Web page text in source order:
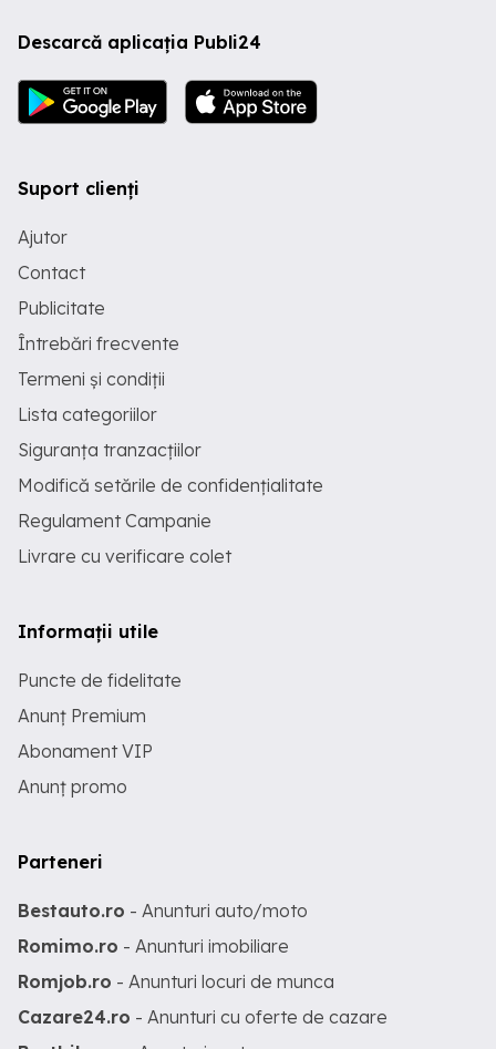
Descarcă aplicația Publi24
Suport clienți
Ajutor
Contact
Publicitate
Întrebări frecvente
Termeni și condiții
Lista categoriilor
Siguranța tranzacțiilor
Modifică setările de confidențialitate
Regulament Campanie
Livrare cu verificare colet
Informații utile
Puncte de fidelitate
Anunț Premium
Abonament VIP
Anunț promo
Parteneri
Bestauto.ro - Anunturi auto/moto
Romimo.ro - Anunturi imobiliare
Romjob.ro - Anunturi locuri de munca
Cazare24.ro - Anunturi cu oferte de cazare